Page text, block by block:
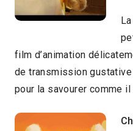
film d’animation
de transmission
pour la savourer comme